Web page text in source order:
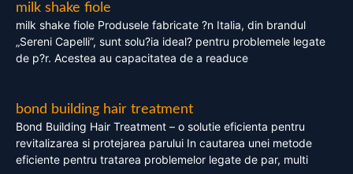
milk shake fiole
milk shake fiole Produsele fabricate ?n Italia, din brandul
„Sereni Capelli”, sunt solu?ia ideal? pentru problemele legate
de p?r. Acestea au capacitatea de a readuce
bond building hair treatment
Bond Building Hair Treatment – o solutie eficienta pentru
revitalizarea si protejarea parului In cautarea unei metode
eficiente pentru tratarea problemelor legate de par, multi